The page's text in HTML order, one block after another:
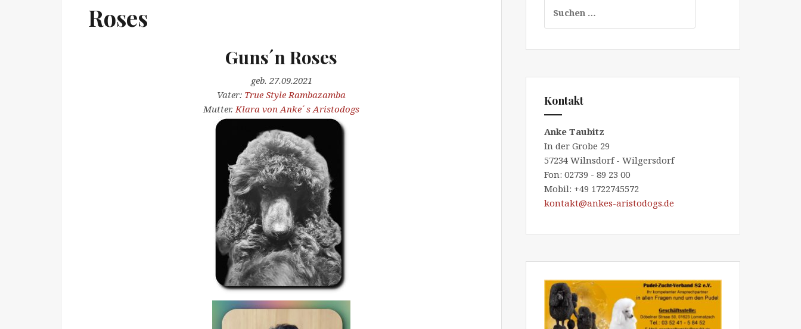
Roses
Guns´n Roses
geb. 27.09.2021
Vater: True Style Rambazamba
Mutter.Klara von Anke´ s Aristodogs
nach:
Kontakt
Anke Taubitz
In der Grobe 29
57234 Wilnsdorf - Wilgersdorf
Fon: 02739 - 89 23 00
Mobil: +49 1722745572
kontakt@ankes-aristodogs.de